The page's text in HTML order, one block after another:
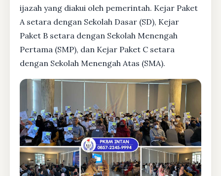
ijazah yang diakui oleh pemerintah. Kejar Paket
A setara dengan Sekolah Dasar (SD), Kejar
Paket B setara dengan Sekolah Menengah
Pertama (SMP), dan Kejar Paket C setara
dengan Sekolah Menengah Atas (SMA).